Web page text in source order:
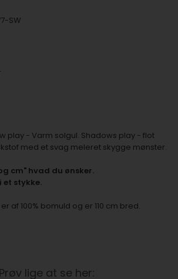
SW
play - Varm solgul. Shadows play - flot
med et svag meleret skygge mønster.
cm" hvad du ønsker.
et stykke.
af 100% bomuld og er 110 cm bred.
Prøv lige at se her: